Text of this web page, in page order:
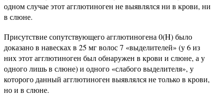
одном случае этот агглютиноген не выявлялся ни в крови, ни
в слюне.
Присутствие сопутствующего агглютиногена 0(H) было
доказано в навесках в 25 мг волос 7 «выделителей» (у 6 из
них этот агглютиноген был обнаружен в крови и слюне, а у
одного лишь в слюне) и одного «слабого выделителя», у
которого данный агглютиноген выявлялся не только в крови,
но и в слюне.